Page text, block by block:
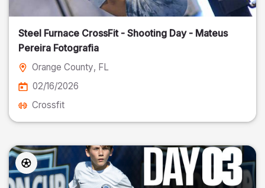
Steel Furnace CrossFit - Shooting Day - Mateus
Pereira Fotografia
Orange County, FL
02/16/2026
Crossfit